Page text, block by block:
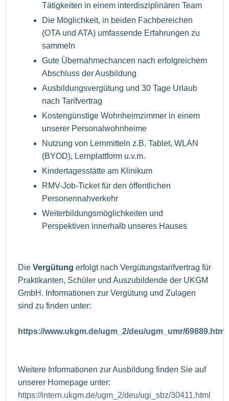
Tätigkeiten in einem interdisziplinären Team
Die Möglichkeit, in beiden Fachbereichen
(OTA und ATA) umfassende Erfahrungen zu
sammeln
Gute Übernahmechancen nach erfolgreichem
Abschluss der Ausbildung
Ausbildungsvergütung und 30 Tage Urlaub
nach Tarifvertrag
Kostengünstige Wohnheimzimmer in einem
unserer Personalwohnheime
Nutzung von Lernmitteln z.B. Tablet, WLAN
(BYOD), Lernplattform u.v.m.
Kindertagesstätte am Klinikum
RMV-Job-Ticket für den öffentlichen
Personennahverkehr
Weiterbildungsmöglichkeiten und
Perspektiven innerhalb unseres Hauses
Die Vergütung erfolgt nach Vergütungstarifvertrag für
Praktikanten, Schüler und Auszubildende der UKGM
GmbH. Informationen zur Vergütung und Zulagen
sind zu finden unter:
https://www.ukgm.de/ugm_2/deu/ugm_umr/69889.html
Weitere Informationen zur Ausbildung finden Sie auf
unserer Homepage unter:
https://intern.ukgm.de/ugm_2/deu/ugi_sbz/30411.html